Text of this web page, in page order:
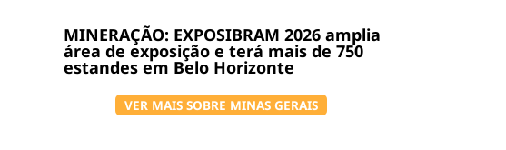
MINERAÇÃO: EXPOSIBRAM 2026 amplia
área de exposição e terá mais de 750
estandes em Belo Horizonte
VER MAIS SOBRE MINAS GERAIS